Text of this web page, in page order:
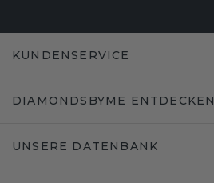
KUNDENSERVICE
DIAMONDSBYME ENTDECKEN
UNSERE DATENBANK